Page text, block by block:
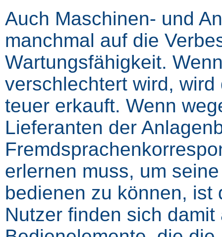
Auch Maschinen- und
manchmal auf die
Wartungsfähigkeit.
verschlechtert wird,
teuer erkauft. Wenn
Lieferanten der
erlernen muss, um
bedienen zu können, ist
Nutzer finden sich